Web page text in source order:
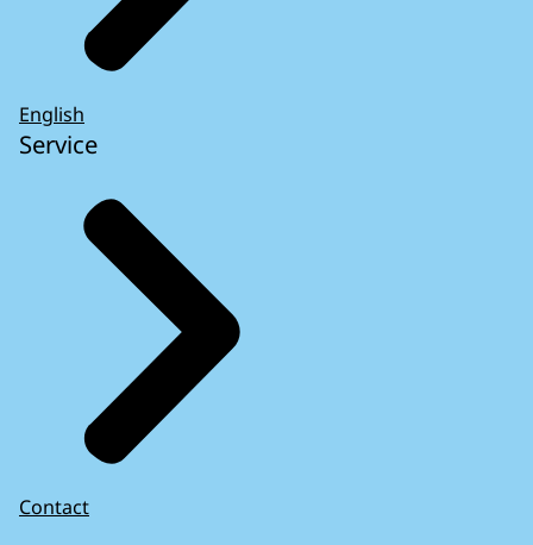
English
Service
Contact